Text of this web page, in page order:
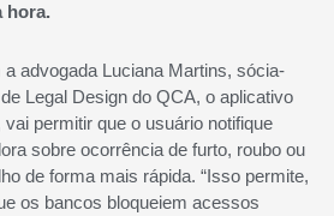
hora.
advogada Luciana Martins, sócia-
Legal Design do QCA, o aplicativo
permitir que o usuário notifique
sobre ocorrência de furto, roubo ou
de forma mais rápida. “Isso permite,
os bancos bloqueiem acessos